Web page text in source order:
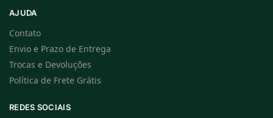
AJUDA
Contato
Envio e Prazo de Entrega
Trocas e Devoluções
Política de Frete Grátis
REDES SOCIAIS